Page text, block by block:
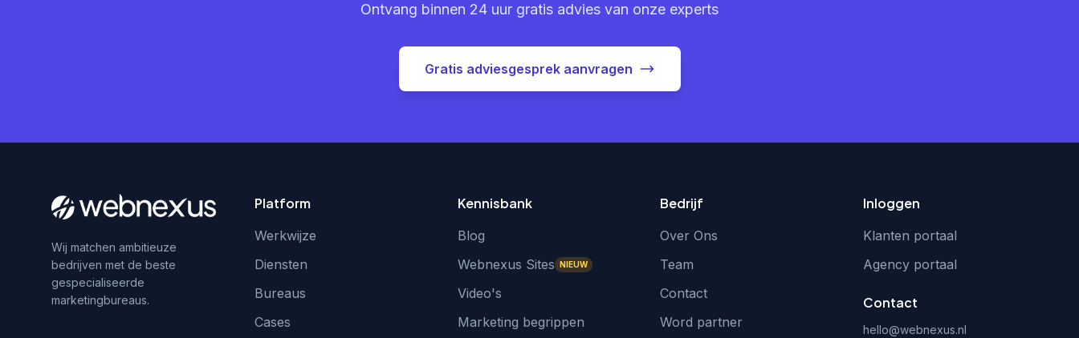
Ontvang binnen 24 uur gratis advies van onze experts
Gratis adviesgesprek aanvragen
Wij matchen ambitieuze
bedrijven met de beste
gespecialiseerde
marketingbureaus.
Platform
Werkwijze
Diensten
Bureaus
Cases
Kennisbank
Blog
Webnexus Sites NIEUW
Video's
Marketing begrippen
Bedrijf
Over Ons
Team
Contact
Word partner
Inloggen
Klanten portaal
Agency portaal
Contact
hello@webnexus.nl